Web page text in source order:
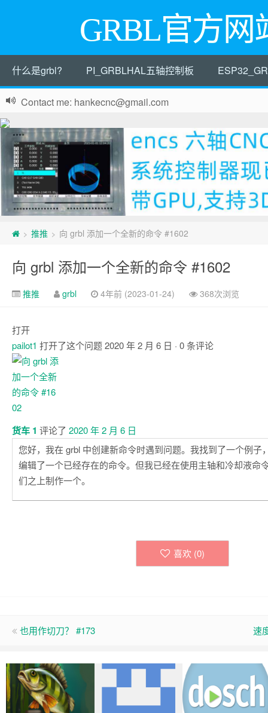
GRBL官方网
什么是grbl? PI_GRBLHAL五轴控制板
Contact me: hankecnc@gmail.com
> 推推 > 向 grbl 添加一个全新的命令 #1602
向 grbl 添加一个全新的命令 #1602
推推 grbl 4年前 (2023-01-24) 368次浏览
打开
pailot1 打开了这个问题2020 年 2 月 6 日 · 0 条评论
注
释
货车 1 评论了 2020 年 2 月 6 日
您好，我在 grbl 中创建新命令时遇到问题。我找到了一个例子
编辑了一个已经存在的命令。但我已经在使用主轴和冷却液命
们之上制作一个。
喜欢 (0)
也用作切刀？ #173 速